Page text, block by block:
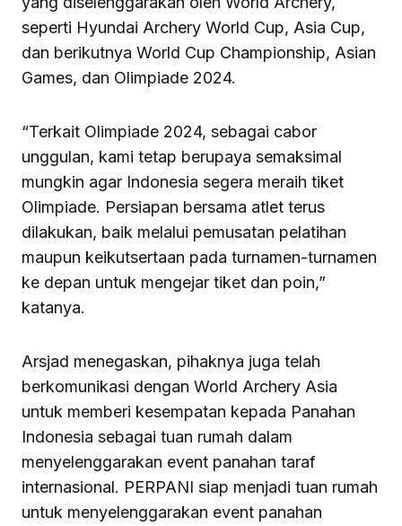
seperti Hyundai Archery World Cup, Asia Cup,
dan berikutnya World Cup Championship, Asian
Games, dan Olimpiade 2024.
“Terkait Olimpiade 2024, sebagai cabor
unggulan, kami tetap berupaya semaksimal
mungkin agar Indonesia segera meraih tiket
Olimpiade. Persiapan bersama atlet terus
dilakukan, baik melalui pemusatan pelatihan
maupun keikutsertaan pada turnamen-turnamen
ke depan untuk mengejar tiket dan poin,”
katanya.
Arsjad menegaskan, pihaknya juga telah
berkomunikasi dengan World Archery Asia
untuk memberi kesempatan kepada Panahan
Indonesia sebagai tuan rumah dalam
menyelenggarakan event panahan taraf
internasional. PERPANI siap menjadi tuan rumah
untuk menyelenggarakan event panahan